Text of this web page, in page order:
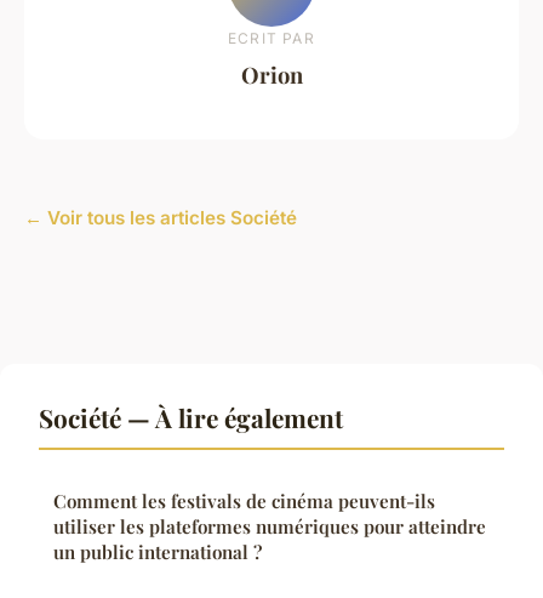
ECRIT PAR
Orion
← Voir tous les articles Société
Société — À lire également
Comment les festivals de cinéma peuvent-ils
utiliser les plateformes numériques pour atteindre
un public international ?